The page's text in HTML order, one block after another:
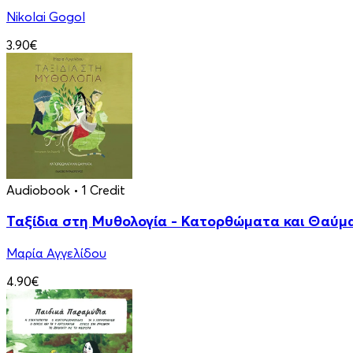
Nikolai Gogol
3.90€
Audiobook • 1 Credit
Ταξίδια στη Μυθολογία - Κατορθώματα και
Μαρία Αγγελίδου
4.90€